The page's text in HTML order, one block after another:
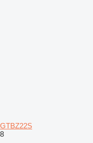
GTBZ22S
8